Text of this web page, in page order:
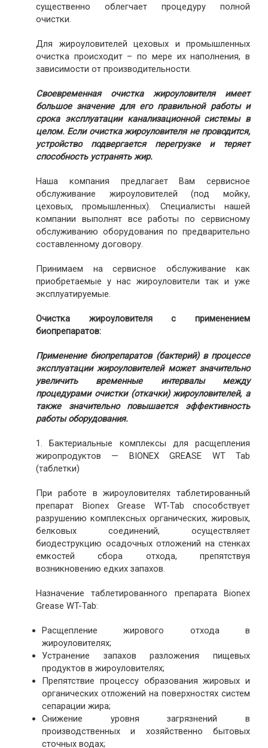
существенно облегчает процедуру полной
очистки.
Для жироуловителей цеховых и промышленных
очистка происходит – по мере их наполнения, в
зависимости от производительности.
Своевременная очистка жироуловителя имеет
большое значение для его правильной работы и
срока эксплуатации канализационной системы в
целом. Если очистка жироуловителя не проводится,
устройство подвергается перегрузке и теряет
способность устранять жир.
Наша компания предлагает Вам сервисное
обслуживание жироуловителей (под мойку,
цеховых, промышленных). Специалисты нашей
компании выполнят все работы по сервисному
обслуживанию оборудования по предварительно
составленному договору.
Принимаем на сервисное обслуживание как
приобретаемые у нас жироуловители так и уже
эксплуатируемые.
Очистка жироуловителя с применением
биопрепаратов:
Применение биопрепаратов (бактерий) в процессе
эксплуатации жироуловителей может значительно
увеличить временные интервалы между
процедурами очистки (откачки) жироуловителей, а
также значительно повышается эффективность
работы оборудования.
1. Бактериальные комплексы для расщепления
жиропродуктов — BIONEX GREASE WT Tab
(таблетки)
При работе в жироуловителях таблетированный
препарат Bionex Grease WT-Tab способствует
разрушению комплексных органических, жировых,
белковых соединений, осуществляет
биодеструкцию осадочных отложений на стенках
емкостей сбора отхода, препятствуя
возникновению едких запахов.
Назначение таблетированного препарата Bionex
Grease WT-Tab:
Расщепление жирового отхода в
жироуловителях;
Устранение запахов разложения пищевых
продуктов в жироуловителях;
Препятствие процессу образования жировых и
органических отложений на поверхностях систем
сепарации жира;
Снижение уровня загрязнений в
производственных и хозяйственно бытовых
сточных водах;